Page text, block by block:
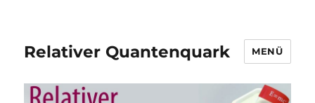
Relativer Quantenquark MENÜ